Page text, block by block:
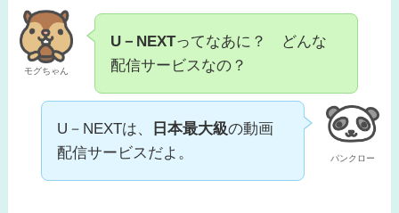
モグちゃん
U－NEXTってなあに？ どんな
配信サービスなの？
パンクロー
U－NEXTは、 日本最大級の動画
配信サービスだよ。